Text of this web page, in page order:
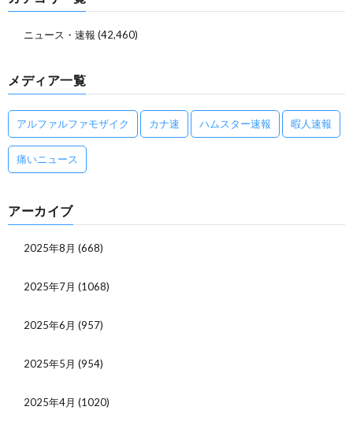
ニュース・速報 (42,460)
メディア一覧
アルファルファモザイク カナ速 ハムスター速報 暇人速報
痛いニュース
アーカイブ
2025年8月 (668)
2025年7月 (1068)
2025年6月 (957)
2025年5月 (954)
2025年4月 (1020)